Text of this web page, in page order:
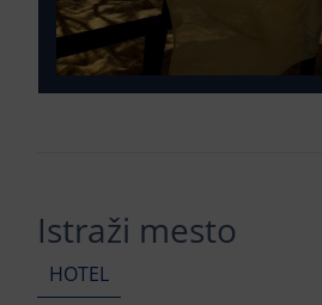
Istraži mesto
HOTEL